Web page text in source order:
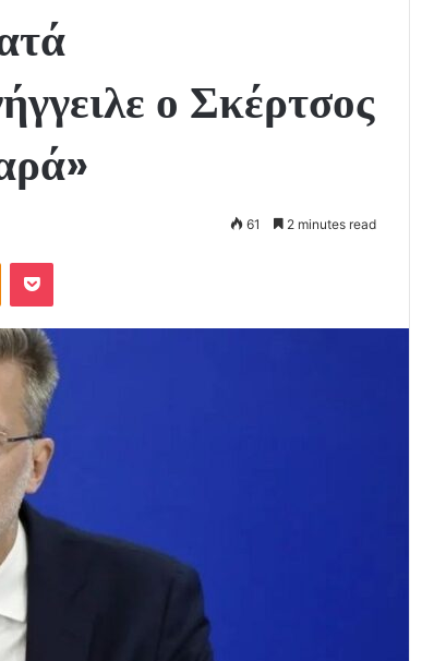
ο Σκέρτσος
61 2 minutes read
Odnoklassniki
Pocket